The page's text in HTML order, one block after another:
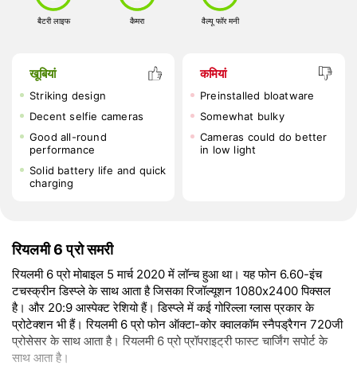
बैटरी लाइफ कैमरा वैल्यू फॉर मनी
खूबियां
Striking design
Decent selfie cameras
Good all-round
performance
Solid battery life and quick
charging
कमियां
Preinstalled bloatware
Somewhat bulky
Cameras could do better
in low light
रियलमी 6 प्रो समरी
रियलमी 6 प्रो मोबाइल 5 मार्च 2020 में लॉन्च हुआ था। यह फोन 6.60-इंच
टचस्क्रीन डिस्प्ले के साथ आता है जिसका रिजॉल्यूशन 1080x2400 पिक्सल
है। और 20:9 आस्पेक्ट रेशियो हैं। डिस्प्ले में कई गोरिल्ला ग्लास प्रकार के
प्रोटेक्शन भी हैं। रियलमी 6 प्रो फोन ऑक्टा-कोर क्वालकॉम स्नैपड्रैगन 720जी
प्रोसेसर के साथ आता है। रियलमी 6 प्रो प्रॉपराइट्री फास्ट चार्जिंग सपोर्ट के
साथ आता है।